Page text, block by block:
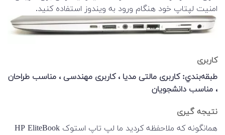
امنیت لپتاپ خود هنگام ورود به ویندوز استفاده کنید.
کاربری
طبقه‌بندي: کاربری مالتی مدیا ، کاربری مهندسی ، مناسب طراحان
، مناسب دانشجویان
نتیجه گیری
همانگونه که ملاحفظه کردید ما لپ تاپ استوک HP EliteBook